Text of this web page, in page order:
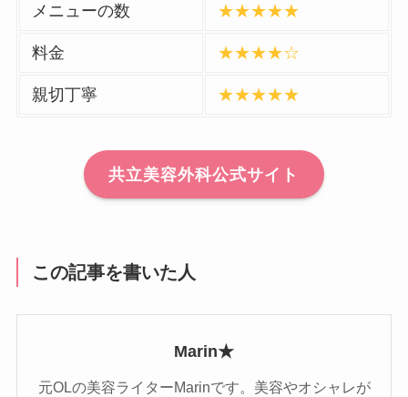
メニューの数 ★★★★★
料金 ★★★★☆
親切丁寧 ★★★★★
共立美容外科公式サイト
この記事を書いた人
Marin★
元OLの美容ライターMarinです。美容やオシャレが